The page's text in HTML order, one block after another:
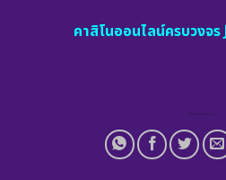
คาสิโนออนไลน์ครบวงจร